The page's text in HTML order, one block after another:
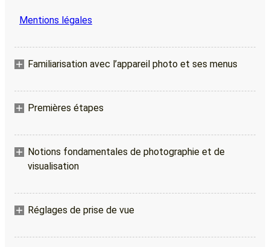
Mentions légales
Familiarisation avec l’appareil photo et ses menus
Premières étapes
Notions fondamentales de photographie et de
visualisation
Réglages de prise de vue